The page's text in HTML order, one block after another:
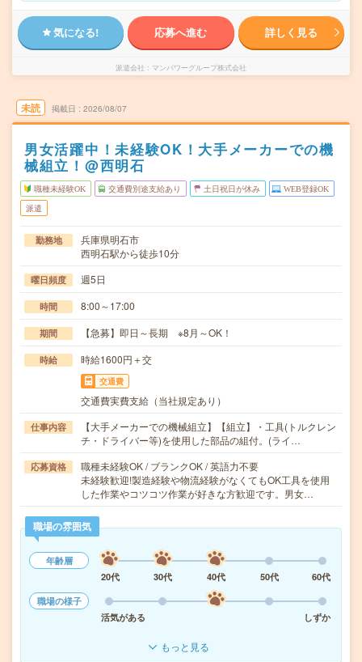
気になる! 応募へ進む 詳しく見る
派遣会社 マンパワーグループ株式会社
未読 掲載日 2026/08/07
男女活躍中！未経験OK！大手メーカーでの機
械組立！@西明石
職種未経験OK 交通費別途支給あり 土日祝日が休み WEB登録OK
派遣
勤務地
兵庫県明石市
西明石駅から徒歩10分
曜日頻度 週5日
時間 8:00～17:00
期間 【急募】即日～長期 ※8月～OK！
時給 時給1600円＋交
交通費
交通費実費支給（当社規定あり）
仕事内容
【大手メーカーでの機械組立】【組立】・工具(トルクレン
チ・ドライバー等)を使用した部品の組付。(ライ…
応募資格
職種未経験OK / ブランクOK / 英語力不要
未経験歓迎!製造経験や物流経験がなくてもOK工具を使用
した作業やコツコツ作業が好きな方歓迎です。男女…
職場の雰囲気
年齢層
20代
30代 40代 50代
60代
職場の様子
活気がある
しずか
もっと見る